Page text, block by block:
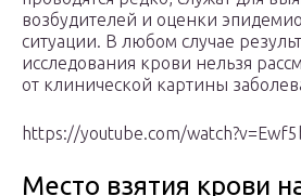
возбудителей и оценки
ситуации. В любом случае
исследования крови нельзя
от клинической картины
https://youtube.com/
Место взятия крови